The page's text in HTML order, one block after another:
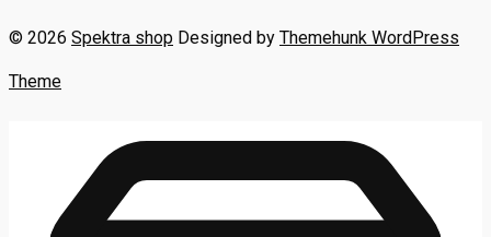
© 2026 Spektra shop Designed by Themehunk WordPress
Theme